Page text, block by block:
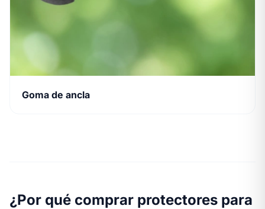
Goma de ancla
¿Por qué comprar protectores para